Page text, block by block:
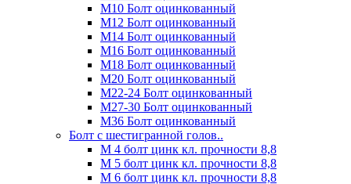
М10 Болт оцинкованный
М12 Болт оцинкованный
М14 Болт оцинкованный
М16 Болт оцинкованный
М18 Болт оцинкованный
М20 Болт оцинкованный
М22-24 Болт оцинкованный
М27-30 Болт оцинкованный
М36 Болт оцинкованный
Болт с шестигранной голов..
М 4 болт цинк кл. прочности 8,8
М 5 болт цинк кл. прочности 8,8
М 6 болт цинк кл. прочности 8,8